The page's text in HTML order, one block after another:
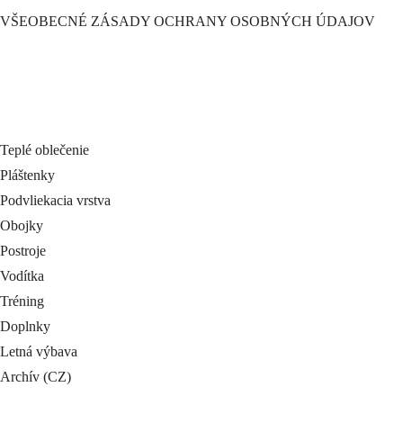
VŠEOBECNÉ ZÁSADY OCHRANY OSOBNÝCH ÚDAJOV
Teplé oblečenie
Pláštenky
Podvliekacia vrstva
Obojky
Postroje
Vodítka
Tréning
Doplnky
Letná výbava
Archív (CZ)